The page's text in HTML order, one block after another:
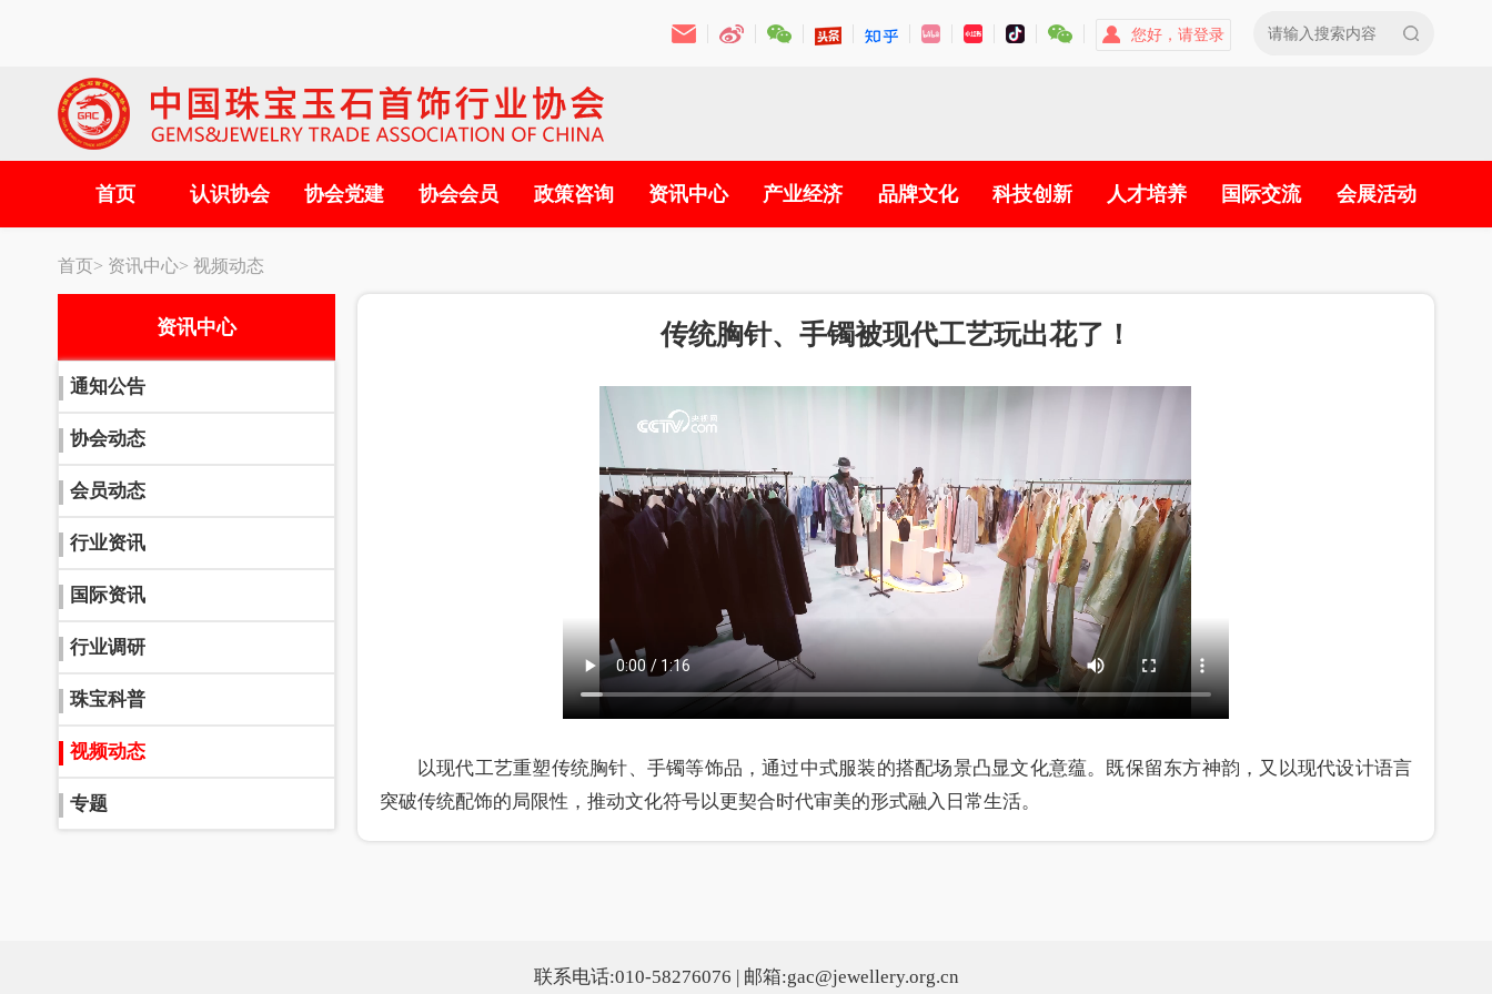
您好，请登录
首页 认识协会 协会党建 协会会员 政策咨询 资讯中心 产业经济 品牌文化 科技创新 人才培养 国际交流 会展活动
首页> 资讯中心> 视频动态
资讯中心
通知公告
协会动态
会员动态
行业资讯
国际资讯
行业调研
珠宝科普
视频动态
专题
传统胸针、手镯被现代工艺玩出花了！
以现代工艺重塑传统胸针、手镯等饰品，通过中式服装的搭配场景凸显文化意蕴。既保留东方神韵，又以现代设计语言
突破传统配饰的局限性，推动文化符号以更契合时代审美的形式融入日常生活。
联系电话:010-58276076 | 邮箱:gac@jewellery.org.cn